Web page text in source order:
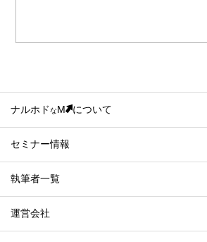
ナルホドなM について
セミナー情報
執筆者一覧
運営会社